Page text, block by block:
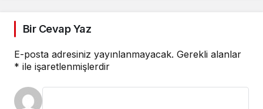
Bir Cevap Yaz
E-posta adresiniz yayınlanmayacak. Gerekli alanlar
* ile işaretlenmişlerdir